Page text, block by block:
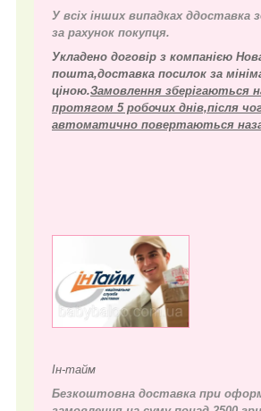
У всіх інших випадках ддоставка
за рахунок покупця.
Укладено договір з компанією
пошта,доставка посилок за
ціною.Замовлення зберігаються
протягом 5 робочих днів,після
автоматично повертаються
Ін-тайм
Безкоштовна доставка при